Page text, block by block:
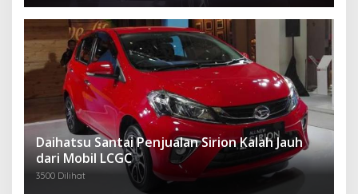
Daihatsu Santai Penjualan Sirion Kalah Jauh
dari Mobil LCGC
3500 Dilihat